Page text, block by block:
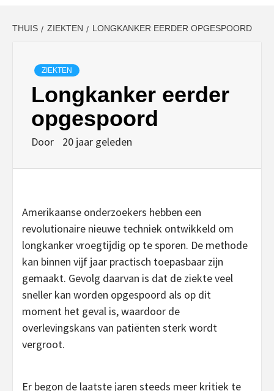
THUIS ZIEKTEN LONGKANKER EERDER OPGESPOORD
ZIEKTEN
Longkanker eerder
opgespoord
Door 20 jaar geleden
Amerikaanse onderzoekers hebben een
revolutionaire nieuwe techniek ontwikkeld om
longkanker vroegtijdig op te sporen. De methode
kan binnen vijf jaar practisch toepasbaar zijn
gemaakt. Gevolg daarvan is dat de ziekte veel
sneller kan worden opgespoord als op dit
moment het geval is, waardoor de
overlevingskans van patiënten sterk wordt
vergroot.
Er begon de laatste jaren steeds meer kritiek te